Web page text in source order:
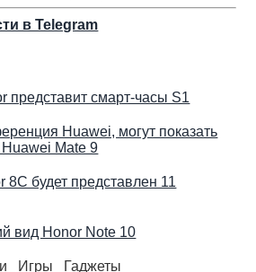
в Telegram
представит смарт-часы S1
Huawei, могут показать
Mate 9
будет представлен 11
вид Honor Note 10
Игры Гаджеты